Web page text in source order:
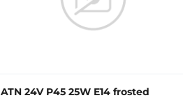
ATN 24V P45 25W E14 frosted